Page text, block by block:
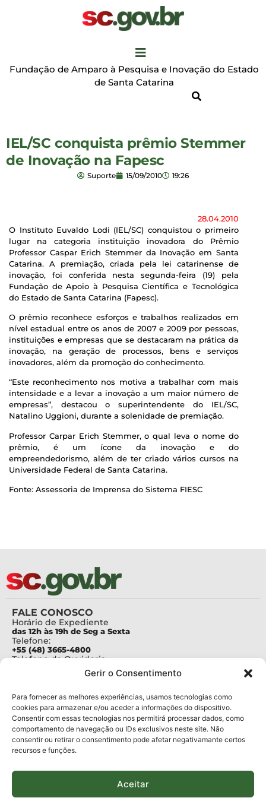
Gerir o Consentimento
Para fornecer as melhores experiências, usamos tecnologias como
cookies para armazenar e/ou aceder a informações do dispositivo.
Consentir com essas tecnologias nos permitirá processar dados, como
comportamento de navegação ou IDs exclusivos neste site. Não
consentir ou retirar o consentimento pode afetar negativamante certos
recursos e funções.
Aceitar
Fundação de Amparo à Pesquisa e Inovação do Estado
de Santa Catarina
IEL/SC conquista prêmio Stemmer
de Inovação na Fapesc
Suporte 15/09/2010 19:26
28.04.2010
O Instituto Euvaldo Lodi (IEL/SC) conquistou o primeiro
lugar na categoria instituição inovadora do Prêmio
Professor Caspar Erich Stemmer da Inovação em Santa
Catarina. A premiação, criada pela lei catarinense de
inovação, foi conferida nesta segunda-feira (19) pela
Fundação de Apoio à Pesquisa Científica e Tecnológica
do Estado de Santa Catarina (Fapesc).
O prêmio reconhece esforços e trabalhos realizados em
nível estadual entre os anos de 2007 e 2009 por pessoas,
instituições e empresas que se destacaram na prática da
inovação, na geração de processos, bens e serviços
inovadores, além da promoção do conhecimento.
“Este reconhecimento nos motiva a trabalhar com mais
intensidade e a levar a inovação a um maior número de
empresas”, destacou o superintendente do IEL/SC,
Natalino Uggioni, durante a solenidade de premiação.
Professor Carpar Erich Stemmer, o qual leva o nome do
prêmio, é um ícone da inovação e do
empreendedorismo, além de ter criado vários cursos na
Universidade Federal de Santa Catarina.
Fonte: Assessoria de Imprensa do Sistema FIESC
FALE CONOSCO
Horário de Expediente
das 12h às 19h de Seg a Sexta
Telefone:
+55 (48) 3665-4800
Telefone da Ouvidoria
Para assuntos relacionados à Pesquisa
pesquisa@fapesc.sc.gov.br
Para assuntos relacionados à Inovação
inovacao@fapesc.sc.gov.br
Para assuntos relacionados à Bolsas
bolsas@fapesc.sc.gov.br
Para assuntos relacionados à Prestação de Contas
Para assuntos relacionados à Plataforma
plataforma@fapesc.sc.gov.br